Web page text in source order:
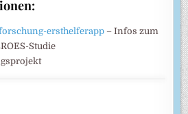
ersthelferapp – Infos zum
Studie